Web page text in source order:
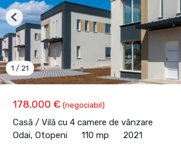
178,000 € (negociabil)
Casă / Vilă cu 4 camere de vânzare
Odai, Otopeni
110 mp 2021
1 / 21
Previous